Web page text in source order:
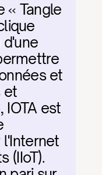
« Tangle
d'une
et
et
IOTA est
(IIoT).